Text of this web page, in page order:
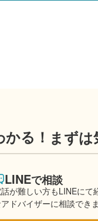
る！ まず
LINEで相談
が難しい方もLINEにて
ドバイザーに相談できま